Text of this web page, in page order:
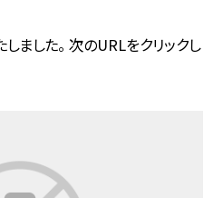
ました。 次のURLをクリックし